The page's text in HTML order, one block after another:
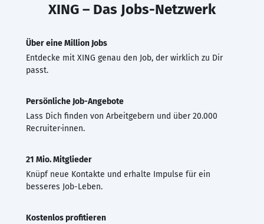
XING – Das Jobs-Netzwerk
Über eine Million Jobs
Entdecke mit XING genau den Job, der wirklich zu Dir
passt.
Persönliche Job-Angebote
Lass Dich finden von Arbeitgebern und über 20.000
Recruiter·innen.
21 Mio. Mitglieder
Knüpf neue Kontakte und erhalte Impulse für ein
besseres Job-Leben.
Kostenlos profitieren